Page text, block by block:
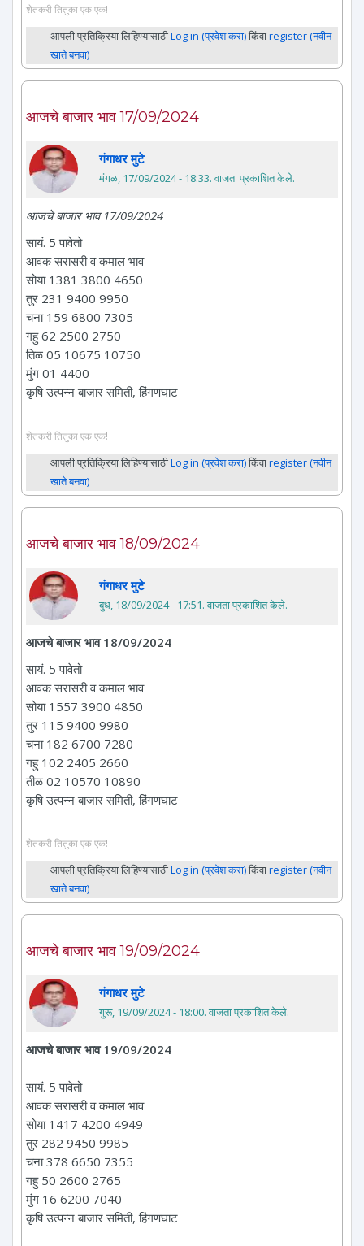
शेतकरी तितुका एक एक!
आपली प्रतिक्रिया लिहिण्यासाठीLog in (प्रवेश करा)किंवाregister (नवीन
खाते बनवा)
आजचे बाजार भाव 17/09/2024
गंगाधर मुटे
मंगळ, 17/09/2024 - 18:33. वाजता प्रकाशित केले.
आजचे बाजार भाव 17/09/2024
सायं. 5 पावेतो
आवक सरासरी व कमाल भाव
सोया 1381 3800 4650
तुर 231 9400 9950
चना 159 6800 7305
गहु 62 2500 2750
तिळ 05 10675 10750
मुंग 01 4400
कृषि उत्पन्न बाजार समिती, हिंगणघाट
शेतकरी तितुका एक एक!
आपली प्रतिक्रिया लिहिण्यासाठीLog in (प्रवेश करा)किंवाregister (नवीन
खाते बनवा)
आजचे बाजार भाव 18/09/2024
गंगाधर मुटे
बुध, 18/09/2024 - 17:51. वाजता प्रकाशित केले.
आजचे बाजार भाव 18/09/2024
सायं. 5 पावेतो
आवक सरासरी व कमाल भाव
सोया 1557 3900 4850
तुर 115 9400 9980
चना 182 6700 7280
गहु 102 2405 2660
तीळ 02 10570 10890
कृषि उत्पन्न बाजार समिती, हिंगणघाट
शेतकरी तितुका एक एक!
आपली प्रतिक्रिया लिहिण्यासाठीLog in (प्रवेश करा)किंवाregister (नवीन
खाते बनवा)
आजचे बाजार भाव 19/09/2024
गंगाधर मुटे
गुरू, 19/09/2024 - 18:00. वाजता प्रकाशित केले.
आजचे बाजार भाव 19/09/2024
सायं. 5 पावेतो
आवक सरासरी व कमाल भाव
सोया 1417 4200 4949
तुर 282 9450 9985
चना 378 6650 7355
गहु 50 2600 2765
मुंग 16 6200 7040
कृषि उत्पन्न बाजार समिती, हिंगणघाट